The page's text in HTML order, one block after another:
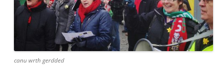
canu wrth gerdded